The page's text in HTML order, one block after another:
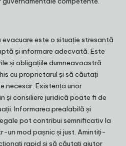
este o situație stresantă
și informare adecvată. Este
și obligațiile dumneavoastră
cu proprietarul și să căutați
necesar. Existența unor
și consiliere juridică poate fi de
Informarea prealabilă și
pot contribui semnificativ la
un mod pașnic și just. Amintiți-
rapid și să căutați ajutor